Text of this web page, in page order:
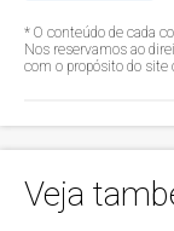
* O conteúdo de cada
Nos reservamos ao
com o propósito do site
Veja